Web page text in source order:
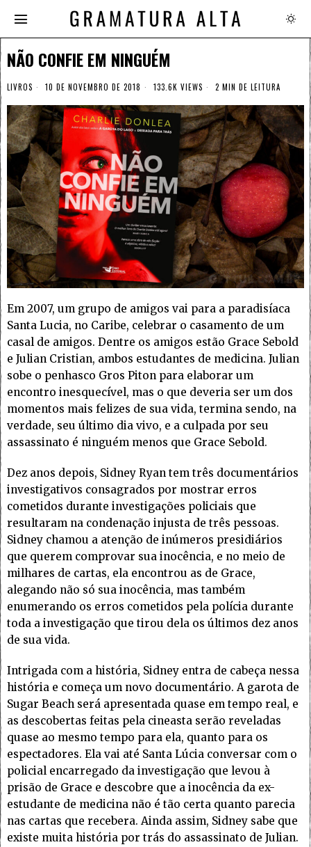
NÃO CONFIE EM NINGUÉM
LIVROS 10 DE NOVEMBRO DE 2018 133.6K VIEWS 2 MIN DE LEITURA
Em 2007, um grupo de amigos vai para a paradisíaca
Santa Lucia, no Caribe, celebrar o casamento de um
casal de amigos. Dentre os amigos estão Grace Sebold
e Julian Cristian, ambos estudantes de medicina. Julian
sobe o penhasco Gros Piton para elaborar um
encontro inesquecível, mas o que deveria ser um dos
momentos mais felizes de sua vida, termina sendo, na
verdade, seu último dia vivo, e a culpada por seu
assassinato é ninguém menos que Grace Sebold.
Dez anos depois, Sidney Ryan tem três documentários
investigativos consagrados por mostrar erros
cometidos durante investigações policiais que
resultaram na condenação injusta de três pessoas.
Sidney chamou a atenção de inúmeros presidiários
que querem comprovar sua inocência, e no meio de
milhares de cartas, ela encontrou as de Grace,
alegando não só sua inocência, mas também
enumerando os erros cometidos pela polícia durante
toda a investigação que tirou dela os últimos dez anos
de sua vida.
Intrigada com a história, Sidney entra de cabeça nessa
história e começa um novo documentário. A garota de
Sugar Beach será apresentada quase em tempo real, e
as descobertas feitas pela cineasta serão reveladas
quase ao mesmo tempo para ela, quanto para os
espectadores. Ela vai até Santa Lúcia conversar com o
policial encarregado da investigação que levou à
prisão de Grace e descobre que a inocência da ex-
estudante de medicina não é tão certa quanto parecia
nas cartas que recebera. Ainda assim, Sidney sabe que
existe muita história por trás do assassinato de Julian.